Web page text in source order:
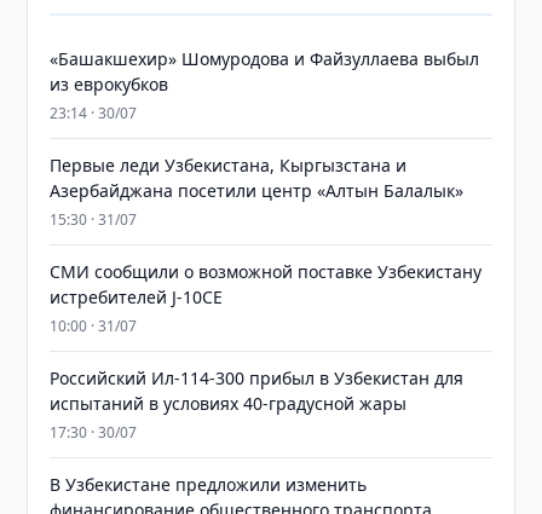
«Башакшехир» Шомуродова и Файзуллаева выбыл
из еврокубков
23:14 · 30/07
Первые леди Узбекистана, Кыргызстана и
Азербайджана посетили центр «Алтын Балалык»
15:30 · 31/07
СМИ сообщили о возможной поставке Узбекистану
истребителей J-10CE
10:00 · 31/07
Российский Ил-114-300 прибыл в Узбекистан для
испытаний в условиях 40-градусной жары
17:30 · 30/07
В Узбекистане предложили изменить